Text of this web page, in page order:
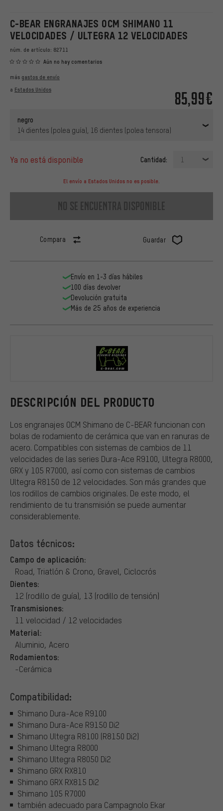
C-BEAR ENGRANAJES OCM SHIMANO 11
VELOCIDADES / ULTEGRA 12 VELOCIDADES
núm. de artículo: 82711
Aún no hay comentarios
85,99€
más gastos de envío
a Estados Unidos
negro
14 dientes (polea guía), 16 dientes (polea tensora)
ya no está disponible Cantidad: 1
El envío a Estados Unidos no es posible.
no se encuentra disponible
Compara Guardar
DESCRIPCIÓN DEL PRODUCTO
Los engranajes OCM Shimano de C-BEAR funcionan con
bolas de rodamiento de cerámica que van en ranuras de
acero. Compatibles con sistemas de cambios de 11
velocidades de las series Dura-Ace R9100, Ultegra R8000,
GRX y 105 R7000, así como con sistemas de cambios
Ultegra R8150 de 12 velocidades. Son más grandes que
los rodillos de cambios originales. De este modo, el
rendimiento de tu transmisión se puede aumentar
considerablemente.
Datos técnicos:
Campo de aplicación:
Road, Triatlón & Crono, Gravel, Ciclocrós
Dientes:
12 (rodillo de guía), 13 (rodillo de tensión)
Transmisiones:
11 velocidad / 12 velocidades
Material:
Aluminio, Acero
Rodamientos:
-Cerámica
Compatibilidad:
Shimano Dura-Ace R9100
Shimano Dura-Ace R9150 Di2
Shimano Ultegra R8100 (R8150 Di2)
Shimano Ultegra R8000
Shimano Ultegra R8050 Di2
Shimano GRX RX810
Shimano GRX RX815 Di2
Shimano 105 R7000
también adecuado para Campagnolo Ekar
Envío en 1-3 días hábiles
100 días devolver
Devolución gratuita
Más de 25 años de experiencia